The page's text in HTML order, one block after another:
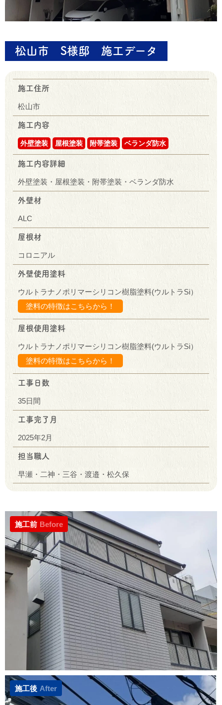
松山市 S様邸 施工データ
施工住所
松山市
施工内容
外壁塗装 屋根塗装 附帯塗装 ベランダ防水
施工内容詳細
外壁塗装・屋根塗装・附帯塗装・ベランダ防水
外壁材
ALC
屋根材
コロニアル
外壁使用塗料
ウルトラナノポリマーシリコン樹脂塗料(ウルトラSi）
塗料の特徴はこちらから！
屋根使用塗料
ウルトラナノポリマーシリコン樹脂塗料(ウルトラSi）
塗料の特徴はこちらから！
工事日数
35日間
工事完了月
2025年2月
担当職人
早瀬・二神・三谷・渡邉・松久保
施工前 Before
施工後 After